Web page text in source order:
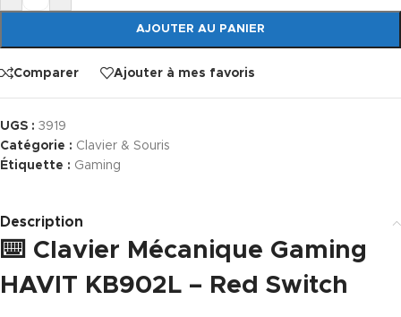
AJOUTER AU PANIER
Comparer Ajouter à mes favoris
UGS : 3919
Catégorie : Clavier & Souris
Étiquette : Gaming
Description
⌨️ Clavier Mécanique Gaming
HAVIT KB902L – Red Switch